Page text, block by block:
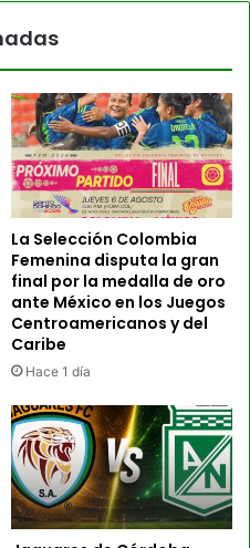
La Selección Colombia
Femenina disputa la gran
final por la medalla de oro
ante México en los Juegos
Centroamericanos y del
Caribe
Hace 1 día